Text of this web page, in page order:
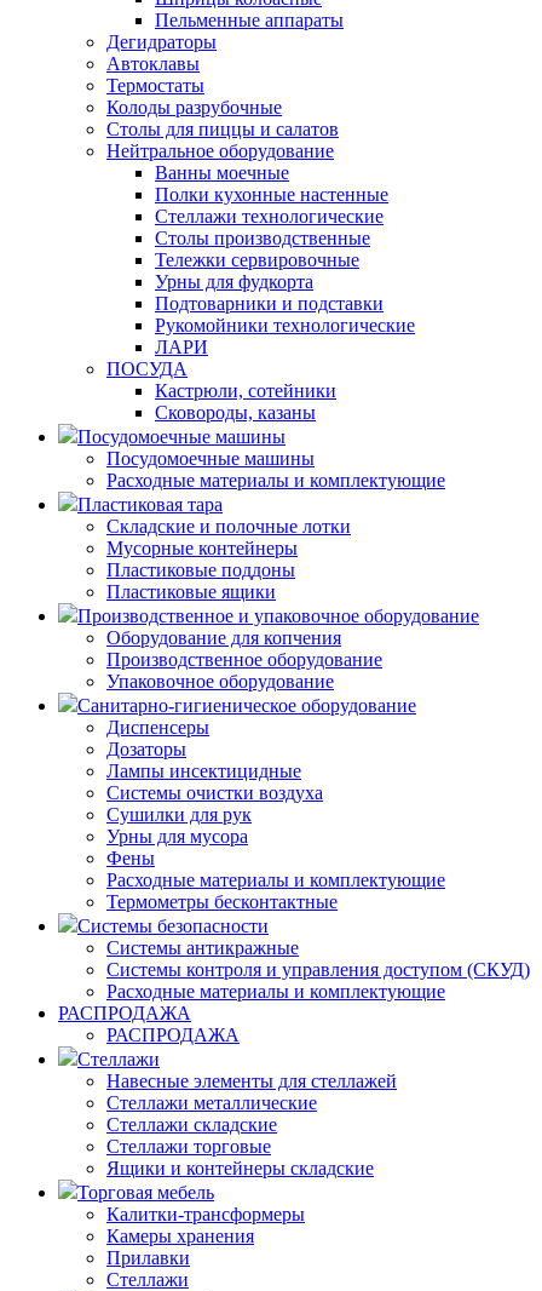
Пельменные аппараты
Дегидраторы
Автоклавы
Термостаты
Колоды разрубочные
Столы для пиццы и салатов
Нейтральное оборудование
Ванны моечные
Полки кухонные настенные
Стеллажи технологические
Столы производственные
Тележки сервировочные
Урны для фудкорта
Подтоварники и подставки
Рукомойники технологические
ЛАРИ
ПОСУДА
Кастрюли, сотейники
Сковороды, казаны
Посудомоечные машины
Посудомоечные машины
Расходные материалы и комплектующие
Пластиковая тара
Складские и полочные лотки
Мусорные контейнеры
Пластиковые поддоны
Пластиковые ящики
Производственное и упаковочное оборудование
Оборудование для копчения
Производственное оборудование
Упаковочное оборудование
Санитарно-гигиеническое оборудование
Диспенсеры
Дозаторы
Лампы инсектицидные
Системы очистки воздуха
Сушилки для рук
Урны для мусора
Фены
Расходные материалы и комплектующие
Термометры бесконтактные
Системы безопасности
Системы антикражные
Системы контроля и управления доступом (СКУД)
Расходные материалы и комплектующие
РАСПРОДАЖА
РАСПРОДАЖА
Стеллажи
Навесные элементы для стеллажей
Стеллажи металлические
Стеллажи складские
Стеллажи торговые
Ящики и контейнеры складские
Торговая мебель
Калитки-трансформеры
Камеры хранения
Прилавки
Стеллажи